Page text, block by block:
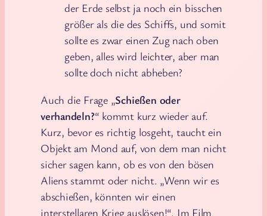
der Erde selbst ja noch ein bisschen
größer als die des Schiffs, und somit
sollte es zwar einen Zug nach oben
geben, alles wird leichter, aber man
sollte doch nicht abheben?
Auch die Frage „Schießen oder
verhandeln?“ kommt kurz wieder auf.
Kurz, bevor es richtig losgeht, taucht ein
Objekt am Mond auf, von dem man nicht
sicher sagen kann, ob es von den bösen
Aliens stammt oder nicht. „Wenn wir es
abschießen, könnten wir einen
interstellaren Krieg auslösen!“. Im Film